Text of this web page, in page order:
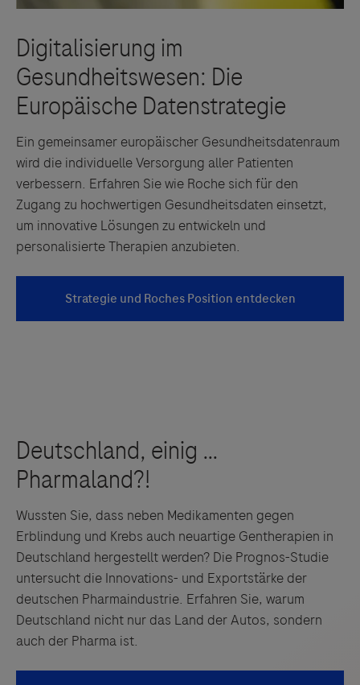
Ein gemeinsamer europäischer Gesundheitsdatenraum
wird die individuelle Versorgung aller Patienten
verbessern. Erfahren Sie wie Roche sich für den
Zugang zu hochwertigen Gesundheitsdaten einsetzt,
um innovative Lösungen zu entwickeln und
personalisierte Therapien anzubieten.
Wussten Sie, dass neben Medikamenten gegen
Erblindung und Krebs auch neuartige Gentherapien in
Deutschland hergestellt werden? Die Prognos-Studie
untersucht die Innovations- und Exportstärke der
deutschen Pharmaindustrie. Erfahren Sie, warum
Deutschland nicht nur das Land der Autos, sondern
auch der Pharma ist.